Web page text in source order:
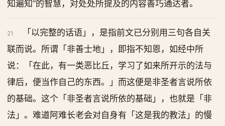
知遍知”的智慧，对处处所提及的内容善巧通达者。
21
「以完整的话语」，是指前文已分别用三句各自关
联而说。所谓「非善士地」，即指不知恩，如经中所
说：「在此，有一类恶比丘，学习了如来所开示的法与
律后，便当作自己的东西。」而这便是非圣者言说所依
的基础。这个「非圣者言说所依的基础」，也就是「非
法」。难道阿难长老会对自身有「这是我的教法」的慢